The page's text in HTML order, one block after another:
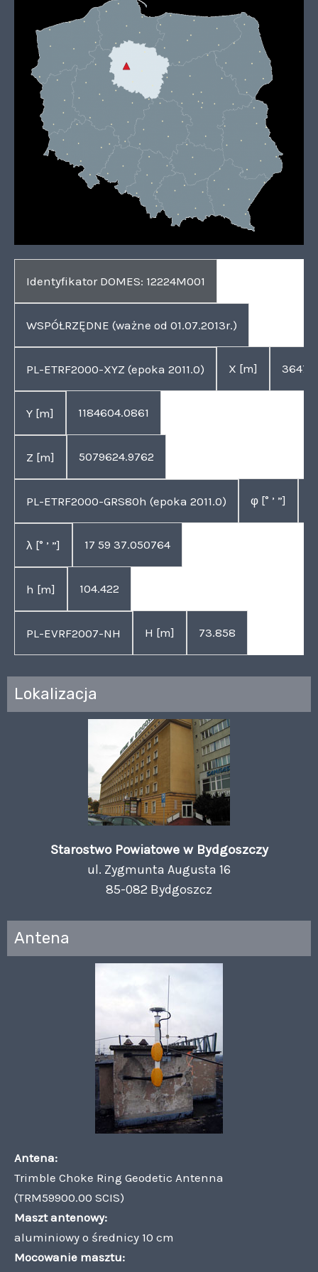
Identyfikator DOMES: 12224M001
WSPÓŁRZĘDNE (ważne od 01.07.2013r.)
PL-ETRF2000-XYZ (epoka 2011.0) X [m]
Y [m] 1184604.0861
Z [m] 5079624.9762
PL-ETRF2000-GRS80h (epoka 2011.0) φ [° ’ ”]
λ [° ’ ”] 17 59 37.050764
h [m] 104.422
PL-EVRF2007-NH H [m] 73.858
Lokalizacja
Starostwo Powiatowe w Bydgoszczy
ul. Zygmunta Augusta 16
85-082 Bydgoszcz
Antena
Antena:
Trimble Choke Ring Geodetic Antenna
(TRM59900.00 SCIS)
Maszt antenowy:
aluminiowy o średnicy 10 cm
Mocowanie masztu: